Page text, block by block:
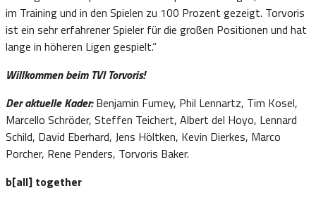
im Training und in den Spielen zu 100 Prozent gezeigt. Torvoris
ist ein sehr erfahrener Spieler für die großen Positionen und hat
lange in höheren Ligen gespielt.“
Willkommen beim TVI Torvoris!
Der aktuelle Kader:Benjamin Fumey, Phil Lennartz, Tim Kosel,
Marcello Schröder, Steffen Teichert, Albert del Hoyo, Lennard
Schild, David Eberhard, Jens Höltken, Kevin Dierkes, Marco
Porcher, Rene Penders, Torvoris Baker.
b[all] together